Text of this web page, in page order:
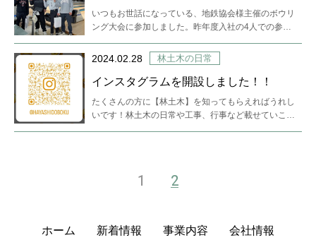
た！
いつもお世話になっている、地鉄協会様主催のボウリ
ング大会に参加しました。昨年度入社の4人での参加
2024.02.28 林土木の日常
インスタグラムを開設しました！！
たくさんの方に【林土木】を知ってもらえればうれし
いです！林土木の日常や工事、行事など載せていこう
1 2
ホーム 新着情報 事業内容 会社情報